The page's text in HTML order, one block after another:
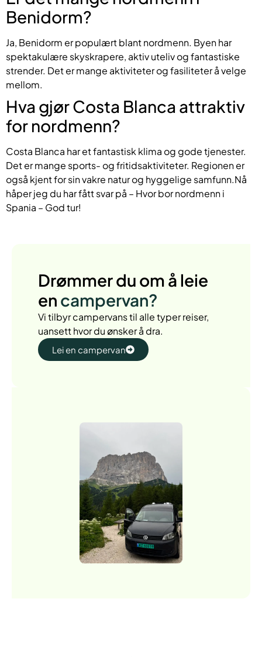
Benidorm?
Ja, Benidorm er populært blant nordmenn. Byen har
spektakulære skyskrapere, aktiv uteliv og fantastiske
strender. Det er mange aktiviteter og fasiliteter å velge
mellom.
Hva gjør Costa Blanca attraktiv
for nordmenn?
Costa Blanca har et fantastisk klima og gode tjenester.
Det er mange sports- og fritidsaktiviteter. Regionen er
også kjent for sin vakre natur og hyggelige samfunn.Nå
håper jeg du har fått svar på – Hvor bor nordmenn i
Spania – God tur!
Drømmer du om å leie
en campervan?
Vi tilbyr campervans til alle typer reiser,
uansett hvor du ønsker å dra.
Lei en campervan